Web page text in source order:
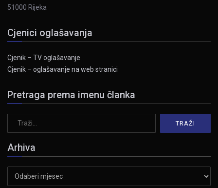
51000 Rijeka
Cjenici oglašavanja
Cjenik – TV oglašavanje
Cjenik – oglašavanje na web stranici
Pretraga prema imenu članka
Arhiva